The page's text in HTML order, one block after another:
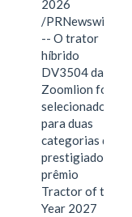
2026
/PRNewswire/
-- O trator
híbrido
DV3504 da
Zoomlion foi
selecionado
para duas
categorias do
prestigiado
prêmio
Tractor of the
Year 2027